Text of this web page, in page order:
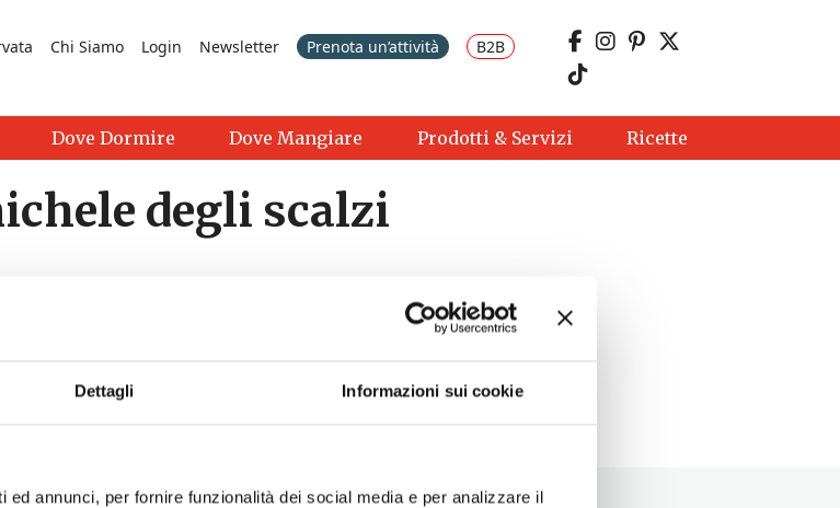
Dettagli Informazioni sui cookie
annunci, per fornire funzionalità dei social media e per analizzare il
Chi Siamo Login Newsletter Prenota un’attività B2B
Dove Dormire Dove Mangiare Prodotti & Servizi Ricette
degli scalzi